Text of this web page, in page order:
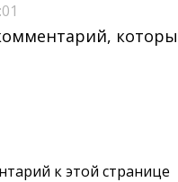
к этой странице